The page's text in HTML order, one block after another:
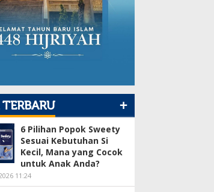
+
6 Pilihan Popok Sweety
Sesuai Kebutuhan Si
Kecil, Mana yang Cocok
untuk Anak Anda?
11:24